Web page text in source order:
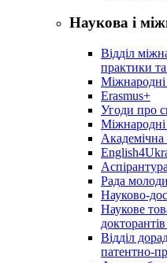
Наукова і
Відділ
практики та
Міжнародні
Erasmus+
Угоди про
Академічна
Рада
Науково-
Наукове
Відділ
патентно-